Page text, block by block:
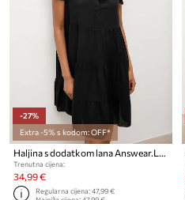
-27%
Extra -5% s kodom: OFF*
Haljina s dodatkom lana Answear.LAB
Trenutna cijena:
34,99 €
Regularna cijena:47,99 €